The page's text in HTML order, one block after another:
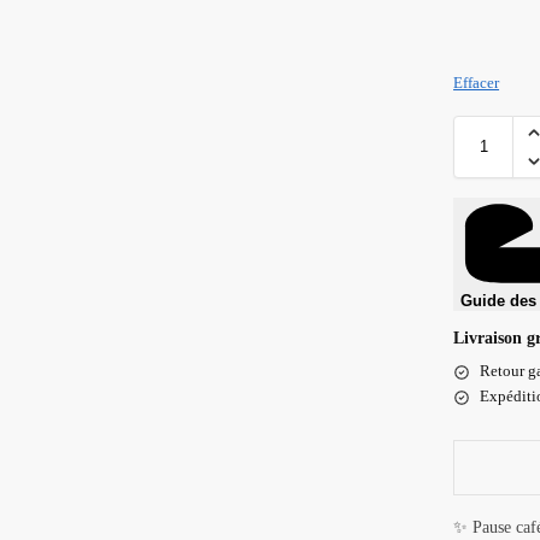
Effacer
Guide
Livraison
Retour
✨ Pause